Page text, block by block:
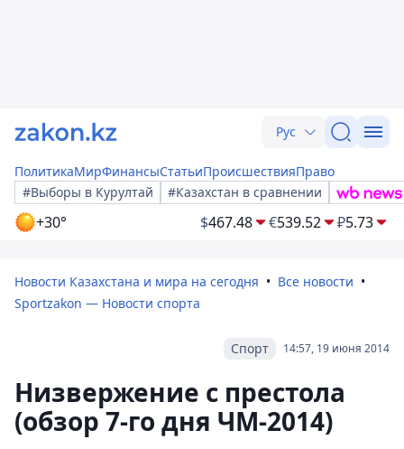
Рус
ПолитикаМирФинансыСтатьиПроисшествияПраво
#Выборы в Курултай
#Казахстан в сравнении
+30° $467.48 €539.52 ₽5.73
Новости Казахстана и мира на сегодня
Все новости
Sportzakon — Новости спорта
14:57, 19 июня 2014
Спорт
Низвержение с престола
(обзор 7-го дня ЧМ-2014)